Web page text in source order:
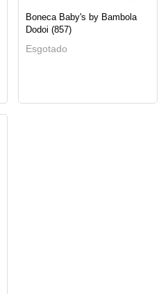
Boneca Baby's by Bambola
Dodoi (857)
Esgotado